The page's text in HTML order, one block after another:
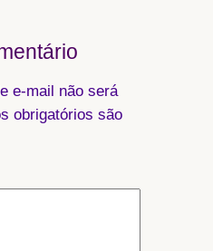
e-mail não será
obrigatórios são